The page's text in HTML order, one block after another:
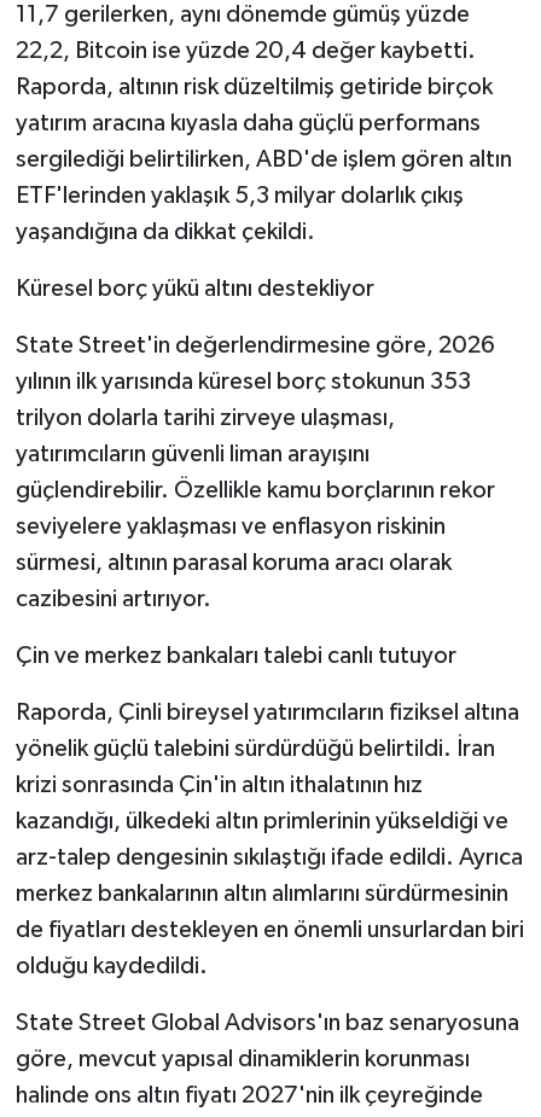
11,7 gerilerken, aynı dönemde gümüş yüzde
22,2, Bitcoin ise yüzde 20,4 değer kaybetti.
Raporda, altının risk düzeltilmiş getiride birçok
yatırım aracına kıyasla daha güçlü performans
sergilediği belirtilirken, ABD'de işlem gören altın
ETF'lerinden yaklaşık 5,3 milyar dolarlık çıkış
yaşandığına da dikkat çekildi.
Küresel borç yükü altını destekliyor
State Street'in değerlendirmesine göre, 2026
yılının ilk yarısında küresel borç stokunun 353
trilyon dolarla tarihi zirveye ulaşması,
yatırımcıların güvenli liman arayışını
güçlendirebilir. Özellikle kamu borçlarının rekor
seviyelere yaklaşması ve enflasyon riskinin
sürmesi, altının parasal koruma aracı olarak
cazibesini artırıyor.
Çin ve merkez bankaları talebi canlı tutuyor
Raporda, Çinli bireysel yatırımcıların fiziksel altına
yönelik güçlü talebini sürdürdüğü belirtildi. İran
krizi sonrasında Çin'in altın ithalatının hız
kazandığı, ülkedeki altın primlerinin yükseldiği ve
arz-talep dengesinin sıkılaştığı ifade edildi. Ayrıca
merkez bankalarının altın alımlarını sürdürmesinin
de fiyatları destekleyen en önemli unsurlardan biri
olduğu kaydedildi.
State Street Global Advisors'ın baz senaryosuna
göre, mevcut yapısal dinamiklerin korunması
halinde ons altın fiyatı 2027'nin ilk çeyreğinde